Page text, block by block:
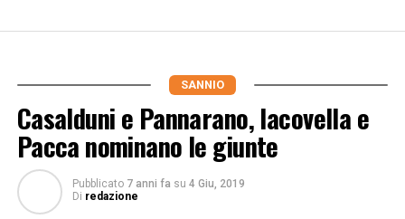
SANNIO
Casalduni e Pannarano, Iacovella e
Pacca nominano le giunte
Pubblicato 7 anni fa su 4 Giu, 2019
Di redazione